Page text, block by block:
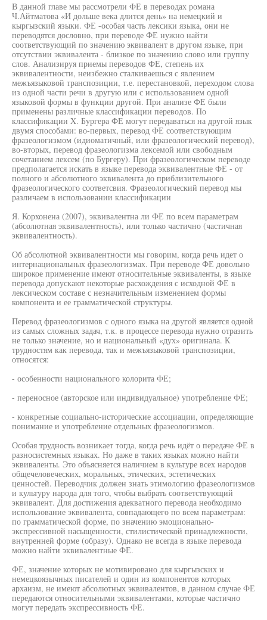
В данной главе мы рассмотрели ФЕ в переводах романа
Ч.Айтматова «И дольше века длится день» на немецкий и
кыргызский языки. ФЕ -особая часть лексики языка, они не
переводятся дословно, при переводе ФЕ нужно найти
соответствующий по значению эквивалент в другом языке, при
отсутствии эквивалента - близкое по значению слово или группу
слов. Анализируя приемы переводов ФЕ, степень их
эквивалентности, неизбежно сталкиваешься с явлением
межъязыковой транспозиции, т.е. перестановкой, переходом слова
из одной части речи в другую или с использованием одной
языковой формы в функции другой. При анализе ФЕ были
применены различные классификации переводов. По
классификации X. Бургера ФЕ могут передаваться на другой язык
двумя способами: во-первых, перевод ФЕ соответствующим
фразеологизмом (идиоматичный, или фразеологический перевод),
во-вторых, перевод фразеологизма лексемой или свободным
сочетанием лексем (по Бургеру). При фразеологическом переводе
предполагается искать в языке перевода эквивалентные ФЕ - от
полного и абсолютного эквивалента до приблизительного
фразеологического соответсвия. Фразеологический перевод мы
различаем в использовании классификации
Я. Корхонена (2007), эквивалентна ли ФЕ по всем параметрам
(абсолютная эквивалентность), или только частично (частичная
эквивалентность).
Об абсолютной эквивалентности мы говорим, когда речь идет о
интернациональных фразеологизмах. При переводе ФЕ довольно
широкое применение имеют относительные эквиваленты, в языке
перевода допускают некоторые расхождения с исходной ФЕ в
лексическом составе с незначительным изменением формы
компонента и ее грамматической структуры.
Перевод фразеологизмов с одного языка на другой является одной
из самых сложных задач, т.к. в процессе перевода нужно отразить
не только значение, но и национальный «дух» оригинала. К
трудностям как перевода, так и межъязыковой транспозиции,
относятся:
- особенности национального колорита ФЕ;
- переносное (авторское или индивидуальное) употребление ФЕ;
- конкретные социально-исторические ассоциации, определяющие
понимание и употребление отдельных фразеологизмов.
Особая трудность возникает тогда, когда речь идёт о передаче ФЕ в
разносистемных языках. Но даже в таких языках можно найти
эквиваленты. Это объясняется наличием в культуре всех народов
общечеловеческих, моральных, этических, эстетических
ценностей. Переводчик должен знать этимологию фразеологизмов
и культуру народа для того, чтобы выбрать соответствующий
эквивалент. Для достижения адекватного перевода необходимо
использование эквивалента, совпадающего по всем параметрам:
по грамматической форме, по значению эмоционально-
экспрессивной насыщенности, стилистической принадлежности,
внутренней форме (образу). Однако не всегда в языке перевода
можно найти эквивалентные ФЕ.
ФЕ, значение которых не мотивировано для кыргызских и
немецкоязычных писателей и один из компонентов которых
архаизм, не имеют абсолютных эквивалентов, в данном случае ФЕ
передаются относительными эквивалентами, которые частично
могут передать экспрессивность ФЕ.